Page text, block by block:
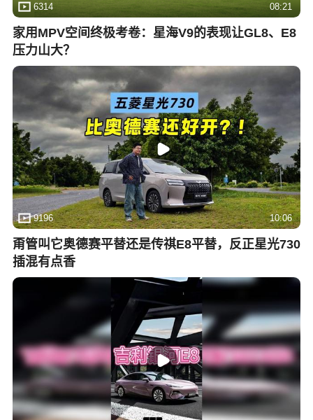
6314 08:21
家用MPV空间终极考卷：星海V9的表现让GL8、E8
压力山大？
9196 10:06
甭管叫它奥德赛平替还是传祺E8平替，反正星光730
插混有点香